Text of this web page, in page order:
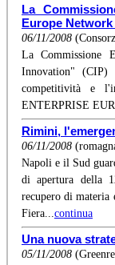
La
Europe Network
06/11/2008
La Commissione
Innovation" (CIP)
competitività e
ENTERPRISE
Rimini,
06/11/2008
Napoli e il Sud
di apertura della
recupero di materia
Fiera...continua
Una nuova
05/11/2008